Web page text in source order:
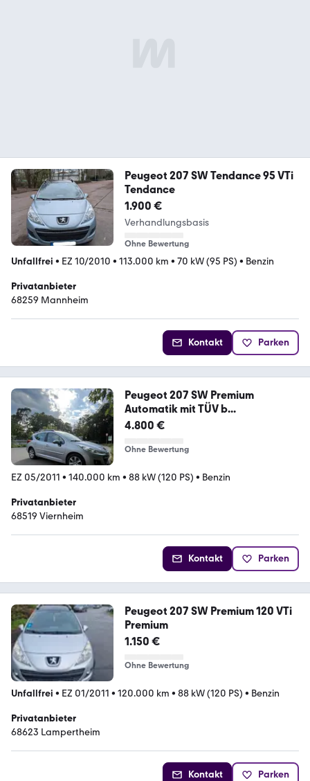
Peugeot 207 SW Tendance 95 VTi
Tendance
1.900 €
Verhandlungsbasis
Ohne Bewertung
Unfallfrei • EZ 10/2010 • 113.000 km • 70 kW (95 PS) • Benzin
Privatanbieter
68259 Mannheim
Kontakt Parken
Peugeot 207 SW Premium
Automatik mit TÜV b...
4.800 €
Ohne Bewertung
EZ 05/2011 • 140.000 km • 88 kW (120 PS) • Benzin
Privatanbieter
68519 Viernheim
Kontakt Parken
Peugeot 207 SW Premium 120 VTi
Premium
1.150 €
Ohne Bewertung
Unfallfrei • EZ 01/2011 • 120.000 km • 88 kW (120 PS) • Benzin
Privatanbieter
68623 Lampertheim
Kontakt Parken